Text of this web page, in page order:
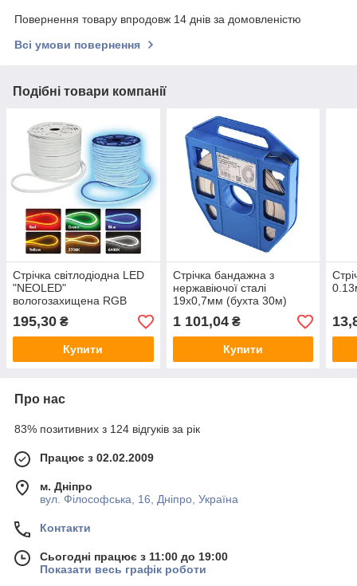
Повернення товару впродовж 14 днів за домовленістю
Всі умови повернення
Подібні товари компанії
Стрічка світлодіодна LED
"NEOLED"
вологозахищена RGB
відвантаження кратно 100
метрам ціна вказана за 1м
195,30 ₴
Купити
Стрічка бандажна з
нержавіючої сталі
19х0,7мм (бухта 30м)
1 101,04₴
Купити
Про нас
83% позитивних з 124 відгуків за рік
Працює з 02.02.2009
м. Дніпро
вул. Філософська, 16, Дніпро, Україна
Контакти
Сьогодні працює з 11:00 до 19:00
Показати весь графік роботи